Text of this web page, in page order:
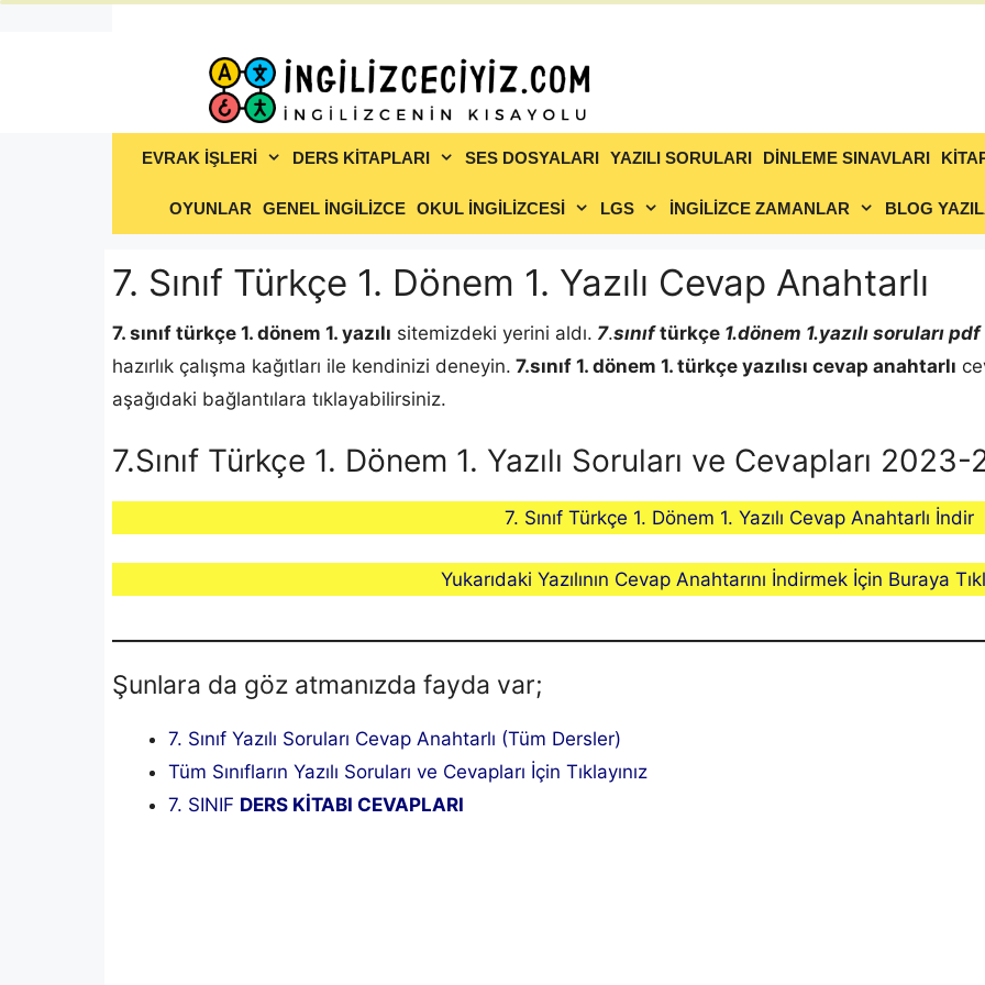
EVRAK İŞLERİ DERS KİTAPLARI SES DOSYALARI YAZILI SORULARI DİNLEME SINAVLARI
OYUNLAR GENEL İNGİLİZCE OKUL İNGİLİZCESİ LGS İNGİLİZCE ZAMANLAR BLOG
7. Sınıf Türkçe 1. Dönem 1. Yazılı Cevap Anahtarlı
7. sınıf türkçe 1. dönem 1. yazılı sitemizdeki yerini aldı. 7.sınıftürkçe 1.dönem 1.yazılı soruları pdf
hazırlık çalışma kağıtları ile kendinizi deneyin. 7.sınıf 1. dönem 1. türkçe yazılısı cevap anahtarlı
aşağıdaki bağlantılara tıklayabilirsiniz.
7.Sınıf Türkçe 1. Dönem 1. Yazılı Soruları ve Cevapları
7. Sınıf Türkçe 1. Dönem 1. Yazılı Cevap Anahtarlı İndir
Yukarıdaki Yazılının Cevap Anahtarını İndirmek İçin Buraya
Şunlara da göz atmanızda fayda var;
7. Sınıf Yazılı Soruları Cevap Anahtarlı (Tüm Dersler)
Tüm Sınıfların Yazılı Soruları ve Cevapları İçin Tıklayınız
7. SINIF DERS KİTABI CEVAPLARI